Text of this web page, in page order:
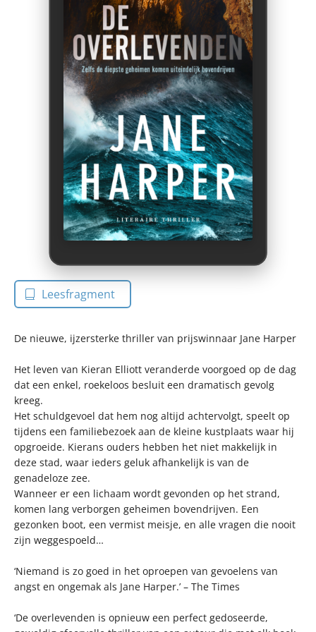
Leesfragment
De nieuwe, ijzersterke thriller van prijswinnaar Jane Harper
Het leven van Kieran Elliott veranderde voorgoed op de dag
dat een enkel, roekeloos besluit een dramatisch gevolg
kreeg.
Het schuldgevoel dat hem nog altijd achtervolgt, speelt op
tijdens een familiebezoek aan de kleine kustplaats waar hij
opgroeide. Kierans ouders hebben het niet makkelijk in
deze stad, waar ieders geluk afhankelijk is van de
genadeloze zee.
Wanneer er een lichaam wordt gevonden op het strand,
komen lang verborgen geheimen bovendrijven. Een
gezonken boot, een vermist meisje, en alle vragen die nooit
zijn weggespoeld…
‘Niemand is zo goed in het oproepen van gevoelens van
angst en ongemak als Jane Harper.’ – The Times
‘De overlevenden is opnieuw een perfect gedoseerde,